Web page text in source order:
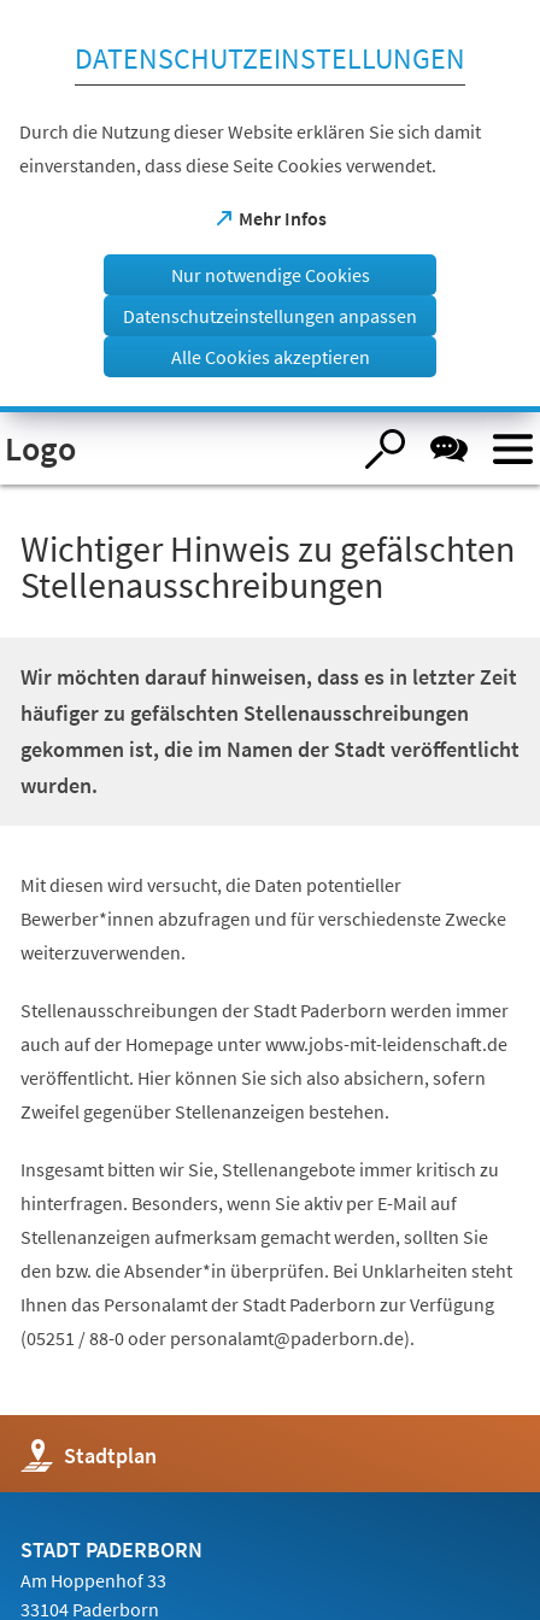
Visuelle
Assistenzsoftware
öffnen.
DATENSCHUTZEINSTELLUNGEN
Durch die Nutzung dieser Website erklären Sie sich damit
einverstanden, dass diese Seite Cookies verwendet.
Mehr Infos
(Öffnet
einem
Tab)
Nur notwendige Cookies
Datenschutzeinstellungen anpassen
Alle Cookies akzeptieren
Logo
Wichtiger Hinweis zu gefälschten
Stellenausschreibungen
Wir möchten darauf hinweisen, dass es in letzter Zeit
häufiger zu gefälschten Stellenausschreibungen
gekommen ist, die im Namen der Stadt veröffentlicht
wurden.
Mit diesen wird versucht, die Daten potentieller
Bewerber*innen abzufragen und für verschiedenste Zwecke
weiterzuverwenden.
Stellenausschreibungen der Stadt Paderborn werden immer
auch auf der Homepage unter www.jobs-mit-leidenschaft.de
veröffentlicht. Hier können Sie sich also absichern, sofern
Zweifel gegenüber Stellenanzeigen bestehen.
Insgesamt bitten wir Sie, Stellenangebote immer kritisch zu
hinterfragen. Besonders, wenn Sie aktiv per E-Mail auf
Stellenanzeigen aufmerksam gemacht werden, sollten Sie
den bzw. die Absender*in überprüfen. Bei Unklarheiten steht
Ihnen das Personalamt der Stadt Paderborn zur Verfügung
(05251 / 88-0 oder personalamt paderborn de).
Stadtplan
(Öffnet
in
einem
Tab)
STADT PADERBORN
Am Hoppenhof 33
33104 Paderborn